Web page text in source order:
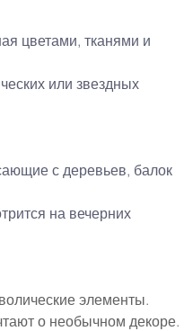
цветами, тканями и
или звездных
с деревьев, балок
на вечерних
элементы.
о необычном декоре.